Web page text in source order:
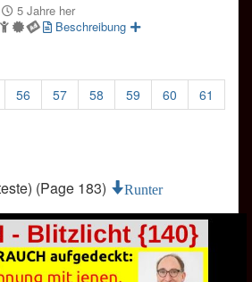
5 Jahre her
Beschreibung
56 57 58 59 60
61
(Page 183) Runter